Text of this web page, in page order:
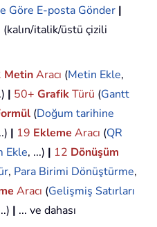
Göre E-posta Gönder |
(kalın/italik/üstü çizili
MetinAracı (Metin Ekle,
| 50+ GrafikTürü (Gantt
(Doğum tarihine
| 19 Ekleme Aracı (QR
Ekle, ...) | 12 Dönüşüm
, Para Birimi Dönüştürme,
Aracı (Gelişmiş Satırları
| ... ve dahası